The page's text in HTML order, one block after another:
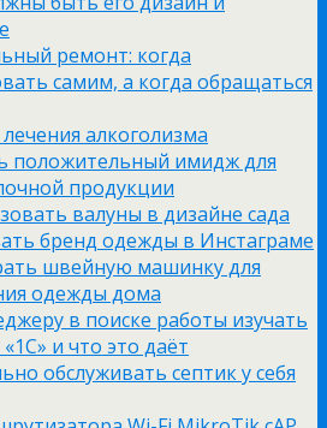
ремонт: когда
самим, а когда обращаться
алкоголизма
положительный имидж для
продукции
валуны в дизайне сада
бренд одежды в Инстаграме
швейную машинку для
одежды дома
в поиске работы изучать
и что это даёт
обслуживать септик у себя